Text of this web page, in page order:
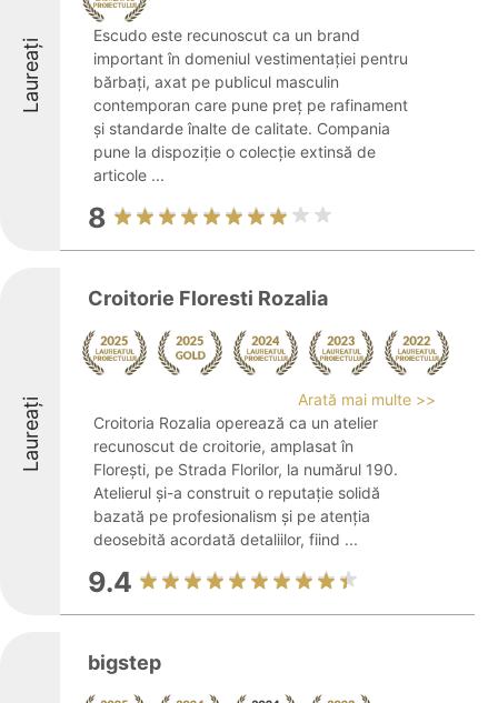
Laureați
Escudo este recunoscut ca un brand
important în domeniul vestimentației pentru
bărbați, axat pe publicul masculin
contemporan care pune preț pe rafinament
și standarde înalte de calitate. Compania
pune la dispoziție o colecție extinsă de
articole ...
8
Laureați
Croitorie Floresti Rozalia
Arată mai multe >>
Croitoria Rozalia operează ca un atelier
recunoscut de croitorie, amplasat în
Florești, pe Strada Florilor, la numărul 190.
Atelierul și-a construit o reputație solidă
bazată pe profesionalism și pe atenția
deosebită acordată detaliilor, fiind ...
9.4
bigstep